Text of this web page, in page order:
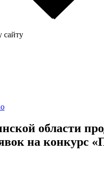
сайту
области
на конкурс